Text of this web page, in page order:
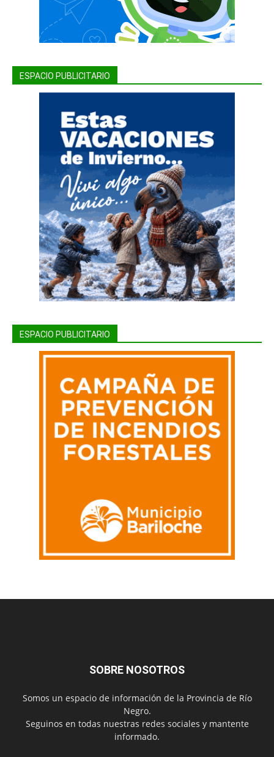
ESPACIO PUBLICITARIO
ESPACIO PUBLICITARIO
SOBRE NOSOTROS
Somos un espacio de información de la Provincia de Río
Negro.
Seguinos en todas nuestras redes sociales y mantente
informado.